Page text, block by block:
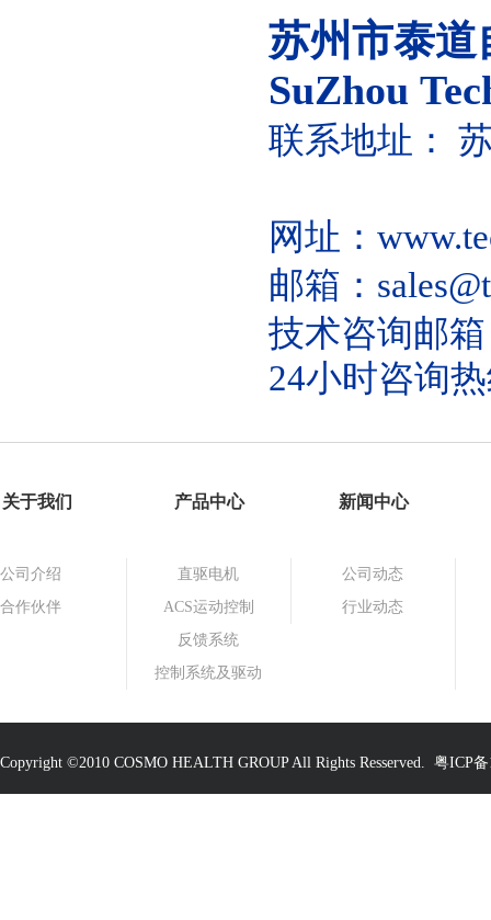
苏州市泰道
SuZhou
联系地址：
网址：
邮箱：sales
技术咨询邮
24小时咨询
关于我们
公司介绍
合作伙伴
产品中心
直驱电机
ACS运动控制
反馈系统
控制系统及驱动
新闻中心
公司动态
行业动态
Copyright ©2010 COSMO HEALTH GROUP All Rights Resserved. 粤ICP备